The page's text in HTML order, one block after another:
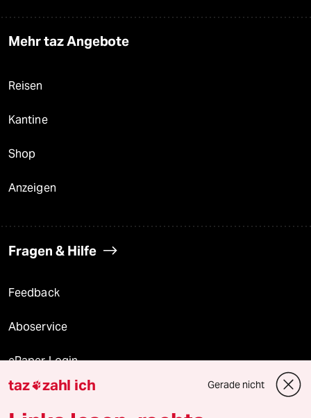
Mehr taz Angebote
Reisen
Kantine
Shop
Anzeigen
Fragen & Hilfe
Feedback
Aboservice
ePaper Login
Downloads für Abonnierende
taz zahl ich Gerade nicht